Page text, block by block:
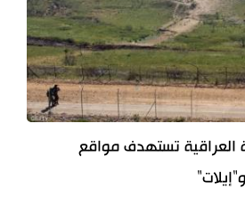
العراقية تستهدف مواقع